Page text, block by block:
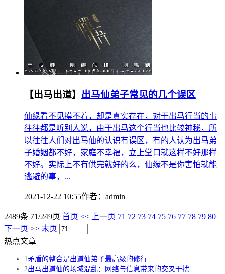
【出马出道】 出马仙弟子常见的几个误区
仙缘看不见摸不着，却是真实存在，对于出马行当的事
往往都是听别人说，由于出马这个行当也比较神秘，所
以往往人们对出马仙的认识有误区，有的人认为出马弟
子婚姻都不好，家庭不幸福，立上堂口就这样不好那样
不好。实际上不有供完就好的么，仙缘不是你害怕就能
逃避的事，...
2021-12-22 10:55作者： admin
2489条 71/249页 首页 << 上一页 71 72 73 74 75 76 77 78 79 80
下一页 >> 末页
热点文章
1矛盾的整合是出道仙弟子最高级的修行
2出马出道仙的场域混乱：网络与信息带来的交叉干扰